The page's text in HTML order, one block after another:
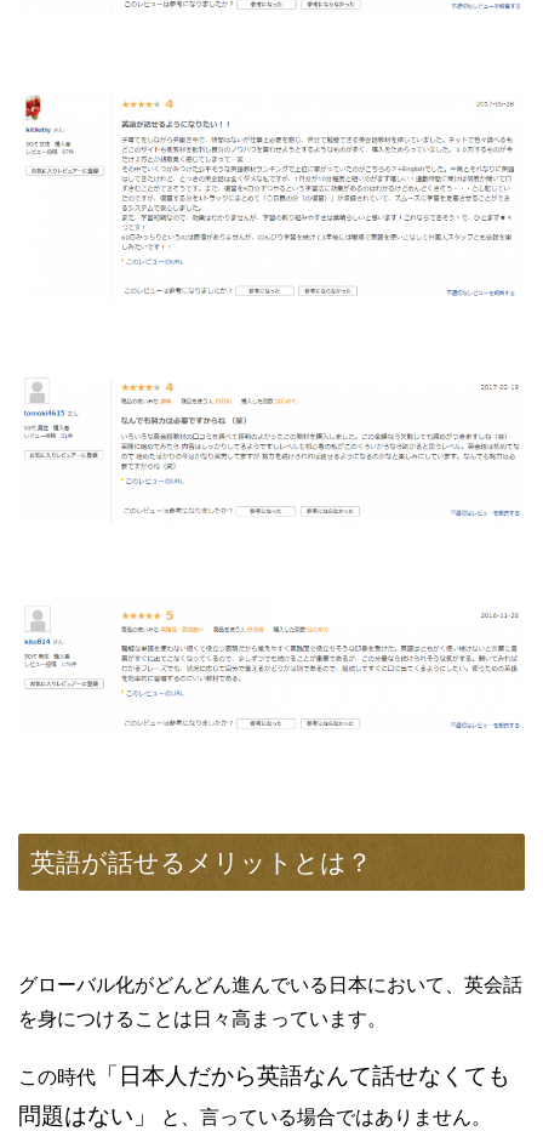
英語が話せるメリットとは？
グローバル化がどんどん進んでいる日本において、英会話
を身につけることは日々高まっています。
この時代
「日本人だから英語なんて話せなくても
問題はない」
と、言っている場合ではありません。